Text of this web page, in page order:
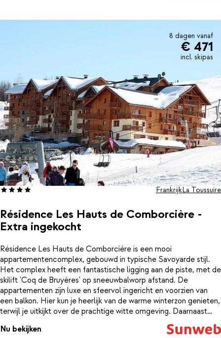
8 dagen vanaf
€ 471
incl. skipas
Résidence Les Hauts de Comborcière -
Extra ingekocht
FrankrijkLa Toussuire
Résidence Les Hauts de Comborcière is een mooi
appartementencomplex, gebouwd in typische Savoyarde stijl.
Het complex heeft een fantastische ligging aan de piste, met de
skilift 'Coq de Bruyères' op sneeuwbalworp afstand. De
appartementen zijn luxe en sfeervol ingericht en voorzien van
een balkon. Hier kun je heerlijk van de warme winterzon genieten,
terwijl je uitkijkt over de prachtige witte omgeving. Daarnaast
beschikt de résidence over een verwarmd binnenzwembad, een
sauna en een Turks stoombad, om het optimale vakantiegevoel
Nu bekijken